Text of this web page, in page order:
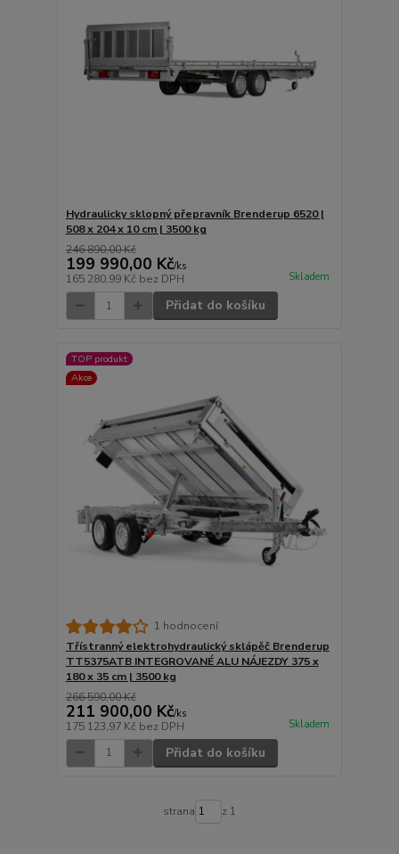
Hydraulicky sklopný přepravník Brenderup 6520 |
508 x 204 x 10 cm | 3500 kg
246 890,00 Kč
199 990,00 Kč/ks
165 280,99 Kč bez DPH Skladem
Přidat do košíku
TOP produkt
Akce
1 hodnocení
Třístranný elektrohydraulický sklápěč Brenderup
TT5375ATB INTEGROVANÉ ALU NÁJEZDY 375 x
180 x 35 cm | 3500 kg
266 590,00 Kč
211 900,00 Kč/ks
175 123,97 Kč bez DPH Skladem
Přidat do košíku
strana z 1